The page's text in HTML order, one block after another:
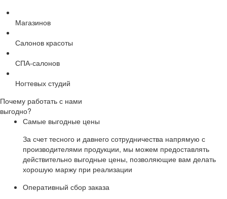
Магазинов
Салонов красоты
СПА-салонов
Ногтевых студий
Почему работать с нами
выгодно?
Самые выгодные цены
За счет тесного и давнего сотрудничества напрямую с
производителями продукции, мы можем предоставлять
действительно выгодные цены, позволяющие вам делать
хорошую маржу при реализации
Оперативный сбор заказа